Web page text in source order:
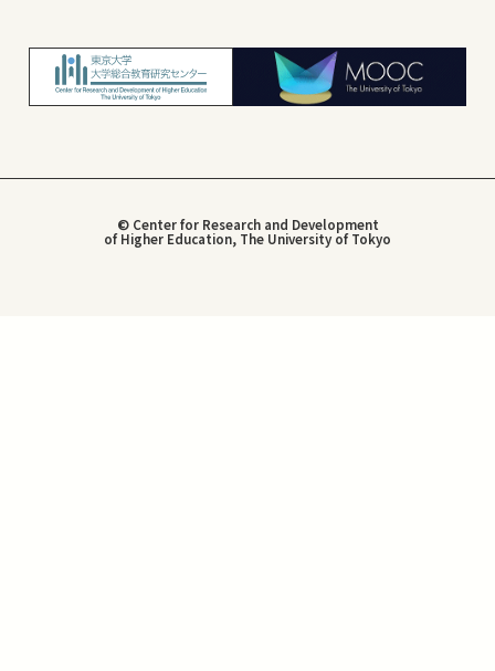
© Center for Research and Development
of Higher Education, The University of Tokyo